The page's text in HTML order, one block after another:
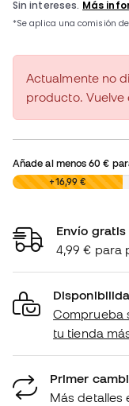
Actualmente no
producto. Vuelve
Añade al menos60 €
0,00 € +16,99 €
Envío
4,99 € para
Comprueba
tu tienda
Primer
Más detalles